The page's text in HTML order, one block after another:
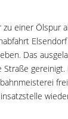
einer Ölspur
Das
gereinigt.